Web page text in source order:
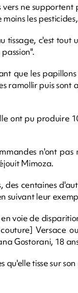
vers ne
les
tissage, c'est
que les
ramollir puis
ont pu produire
n'ont
Mimoza.
centaines
suivant leur
voie de
Versace
Gostorani, 18
qu'elle tisse sur